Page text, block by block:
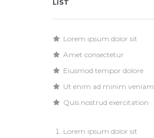
LIST
Lorem ipsum dolor sit
Amet consectetur
Eiusmod tempor dolore
Ut enim ad minim veniam
Quis nostrud exercitation
Lorem ipsum dolor sit